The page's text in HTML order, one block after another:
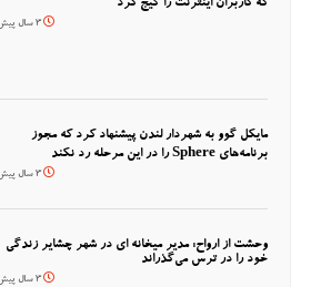
که کاربران اینترنت را گیج کرد
3 سال پیش
مایکل گوو به شهردار لندن پیشنهاد کرد که مجوز
برنامه‌های Sphere را در این مرحله رد نکند
3 سال پیش
وحشت از ارواح: مدیر میخانه ای در شهر چشایر زندگی
خود را در ترس می‌گذراند
3 سال پیش